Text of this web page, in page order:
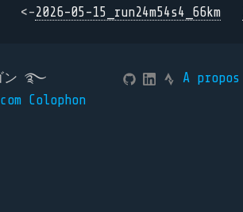
<-2026-05-15_run24m54s4_66km
ン ࿐
Colophon
A propos